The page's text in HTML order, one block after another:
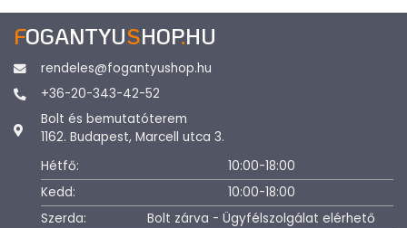
FOGANTYUSHOP.HU
rendeles@fogantyushop.hu
+36-20-343-42-52
Bolt és bemutatóterem
1162. Budapest, Marcell utca 3.
Hétfő:
10:00-18:00
Kedd:
10:00-18:00
Szerda:
Bolt zárva - Ügyfélszolgálat elérhető